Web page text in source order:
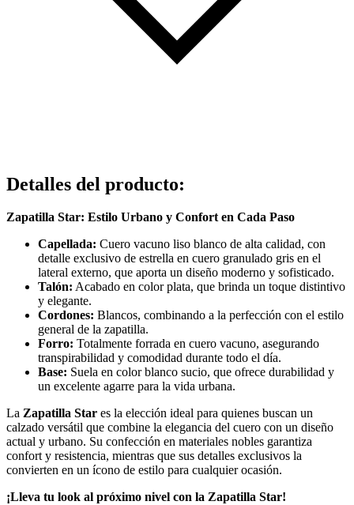
Detalles del producto:
Zapatilla Star: Estilo Urbano y Confort en Cada Paso
Capellada: Cuero vacuno liso blanco de alta calidad, con
detalle exclusivo de estrella en cuero granulado gris en el
lateral externo, que aporta un diseño moderno y sofisticado.
Talón: Acabado en color plata, que brinda un toque distintivo
y elegante.
Cordones: Blancos, combinando a la perfección con el estilo
general de la zapatilla.
Forro: Totalmente forrada en cuero vacuno, asegurando
transpirabilidad y comodidad durante todo el día.
Base: Suela en color blanco sucio, que ofrece durabilidad y
un excelente agarre para la vida urbana.
La Zapatilla Star es la elección ideal para quienes buscan un
calzado versátil que combine la elegancia del cuero con un diseño
actual y urbano. Su confección en materiales nobles garantiza
confort y resistencia, mientras que sus detalles exclusivos la
convierten en un ícono de estilo para cualquier ocasión.
¡Lleva tu look al próximo nivel con la Zapatilla Star!